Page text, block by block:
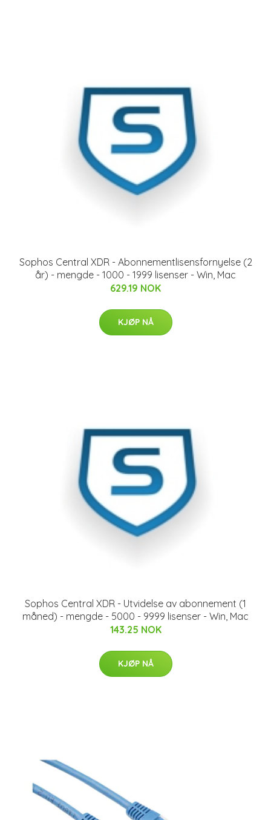
Sophos Central XDR - Abonnementlisensfornyelse (2
år) - mengde - 1000 - 1999 lisenser - Win, Mac
629.19 NOK
KJØP NÅ
Sophos Central XDR - Utvidelse av abonnement (1
måned) - mengde - 5000 - 9999 lisenser - Win, Mac
143.25 NOK
KJØP NÅ